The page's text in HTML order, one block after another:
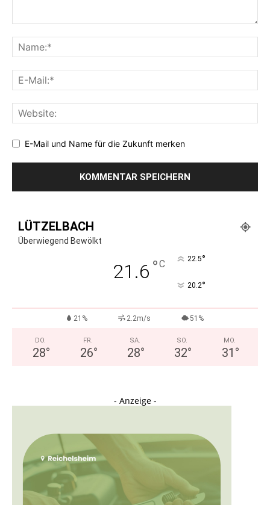
E-Mail und Name für die Zukunft merken
LÜTZELBACH
Überwiegend Bewölkt
21.6 °C 22.5°
20.2°
21% 2.2m/s 51%
DO.
28°
FR.
26°
SA.
28°
SO.
32°
MO.
31 °
- Anzeige -